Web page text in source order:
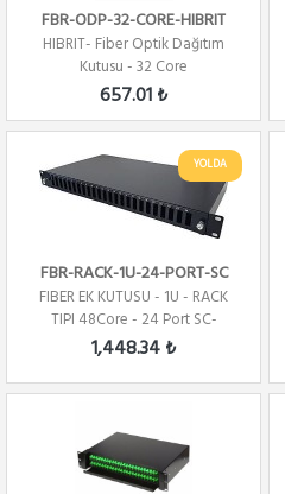
FBR-ODP-32-CORE-HIBRIT
HIBRIT- Fiber Optik Dağıtım
Kutusu - 32 Core
657.01 ₺
YOLDA
FBR-RACK-1U-24-PORT-SC
FIBER EK KUTUSU - 1U - RACK
TIPI 48Core - 24 Port SC-
Dublex
1,448.34 ₺